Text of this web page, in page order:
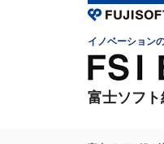
イノベーション
富士ソフ